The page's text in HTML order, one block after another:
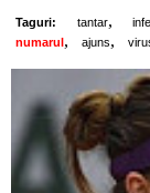
Taguri: tantar,
numarul , ajuns,